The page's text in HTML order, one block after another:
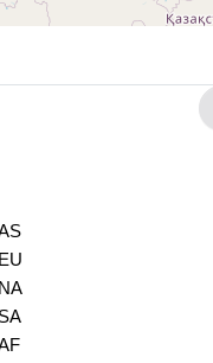
EU
NA
SA